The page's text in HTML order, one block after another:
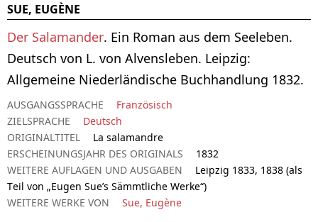
SUE, EUGÈNE
Der Salamander. Ein Roman aus dem Seeleben.
Deutsch von L. von Alvensleben. Leipzig:
Allgemeine Niederländische Buchhandlung 1832.
AUSGANGSSPRACHE
Französisch
ZIELSPRACHE
Deutsch
ORIGINALTITEL
La salamandre
ERSCHEINUNGSJAHR DES ORIGINALS
1832
WEITERE AUFLAGEN UND AUSGABEN
Leipzig 1833, 1838 (als
Teil von „Eugen Sue’s Sämmtliche Werke“)
WEITERE WERKE VON
Sue, Eugène